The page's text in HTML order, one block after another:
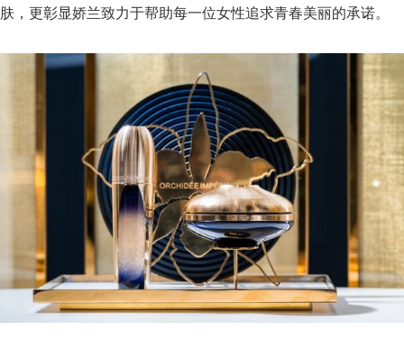
肤，更彰显娇兰致力于帮助每一位女性追求青春美丽的承诺。